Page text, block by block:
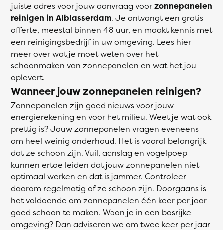
juiste adres voor jouw aanvraag voorzonnepanelen
reinigen in Alblasserdam. Je ontvangt een gratis
offerte, meestal binnen 48 uur, en maakt kennis met
een reinigingsbedrijf in uw omgeving. Lees hier
meer over wat je moet weten over het
schoonmaken van zonnepanelen en wat het jou
oplevert.
Wanneer jouw zonnepanelen reinigen?
Zonnepanelen zijn goed nieuws voor jouw
energierekening en voor het milieu. Weet je wat ook
prettig is? Jouw zonnepanelen vragen eveneens
om heel weinig onderhoud. Het is vooral belangrijk
dat ze schoon zijn. Vuil, aanslag en vogelpoep
kunnen ertoe leiden dat jouw zonnepanelen niet
optimaal werken en dat is jammer. Controleer
daarom regelmatig of ze schoon zijn. Doorgaans is
het voldoende om zonnepanelen één keer per jaar
goed schoon te maken. Woon je in een bosrijke
omgeving? Dan adviseren we om twee keer per jaar